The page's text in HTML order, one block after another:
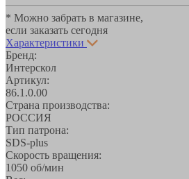
* Можно забрать в магазине,
если заказать сегодня
Характеристики
Бренд:
Интерскол
Артикул:
86.1.0.00
Страна производства:
РОССИЯ
Тип патрона:
SDS-plus
Скорость вращения:
1050 об/мин